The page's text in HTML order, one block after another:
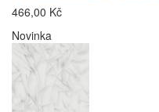
466,00 Kč
Novinka